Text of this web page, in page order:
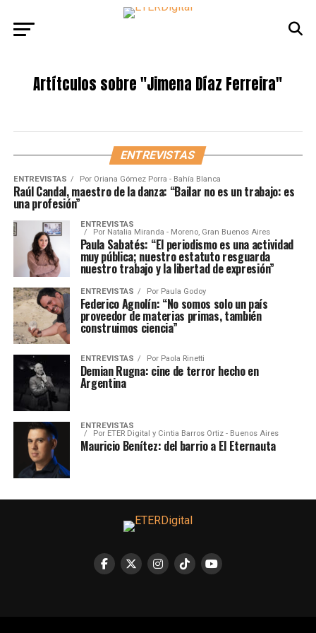
Artítculos sobre"Jimena Díaz Ferreira"
ENTREVISTAS
ENTREVISTAS Por Oriana Gómez Porra - Bahía Blanca
Raúl Candal, maestro de la danza: “Bailar no es un trabajo: es
una profesión”
ENTREVISTAS
Por Natalia Miranda - Moreno, Gran Buenos Aires
Paula Sabatés: “El periodismo es una actividad
muy pública; nuestro estatuto resguarda
nuestro trabajo y la libertad de expresión”
ENTREVISTAS Por Paula Godoy
Federico Agnolín: “No somos solo un país
proveedor de materias primas, también
construimos ciencia”
ENTREVISTAS Por Paola Rinetti
Demian Rugna: cine de terror hecho en
Argentina
ENTREVISTAS
Por ETER Digital y Cintia Barros Ortiz - Buenos Aires
Mauricio Benítez: del barrio a El Eternauta